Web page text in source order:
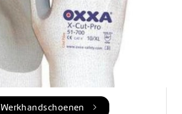
Werkhandschoenen